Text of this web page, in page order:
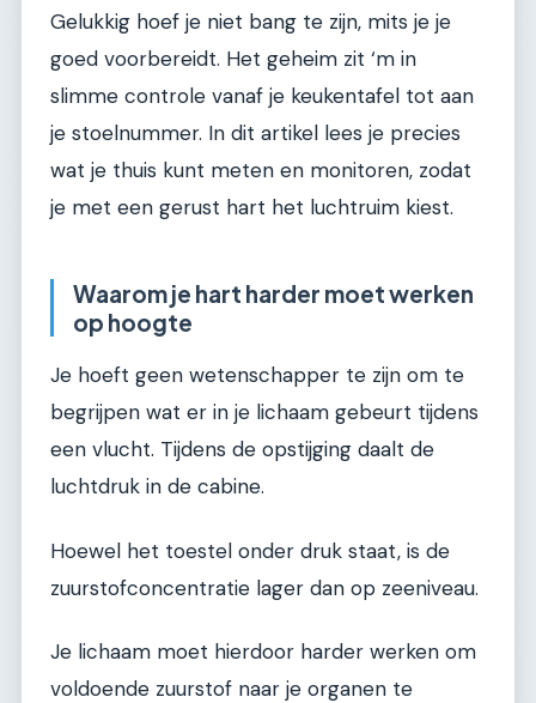
Gelukkig hoef je niet bang te zijn, mits je je
goed voorbereidt. Het geheim zit ‘m in
slimme controle vanaf je keukentafel tot aan
je stoelnummer. In dit artikel lees je precies
wat je thuis kunt meten en monitoren, zodat
je met een gerust hart het luchtruim kiest.
Waarom je hart harder moet werken
op hoogte
Je hoeft geen wetenschapper te zijn om te
begrijpen wat er in je lichaam gebeurt tijdens
een vlucht. Tijdens de opstijging daalt de
luchtdruk in de cabine.
Hoewel het toestel onder druk staat, is de
zuurstofconcentratie lager dan op zeeniveau.
Je lichaam moet hierdoor harder werken om
voldoende zuurstof naar je organen te